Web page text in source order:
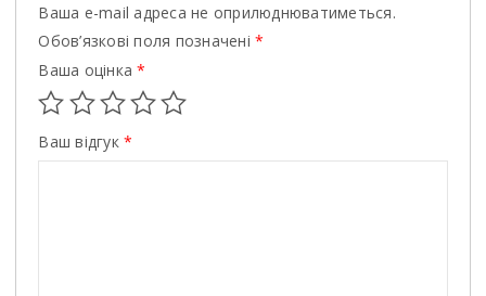
Ваша e-mail адреса не оприлюднюватиметься.
Обов’язкові поля позначені*
Ваша оцінка*
Ваш відгук*